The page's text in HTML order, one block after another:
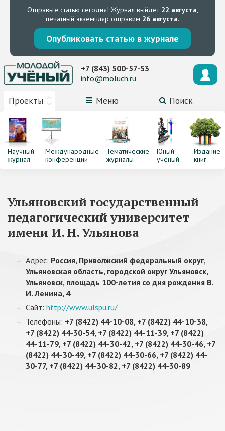
Отправьте статью сегодня! Журнал выйдет 22 августа,
печатный экземпляр отправим 26 августа.
Опубликовать статью в журнале
Проекты Меню Поиск
+7 (843) 500-57-53
info@moluch.ru
Научный
журнал
Международные
конференции
Тематические
журналы
Юный
ученый
Издание
книг
Ульяновский государственный
педагогический университет
имени И. Н. Ульянова
Адрес: Россия, Приволжский федеральный округ,
Ульяновская область, городской округ Ульяновск,
Ульяновск, площадь 100-летия со дня рождения В.
И. Ленина, 4
Сайт: http://www.ulspu.ru/
Телефоны: +7 (8422) 44-10-08, +7 (8422) 44-10-38,
+7 (8422) 44-30-54, +7 (8422) 44-11-39, +7 (8422)
44-11-79, +7 (8422) 44-30-42, +7 (8422) 44-30-46, +7
(8422) 44-30-49, +7 (8422) 44-30-66, +7 (8422) 44-
30-77, +7 (8422) 44-30-82, +7 (8422) 44-30-89